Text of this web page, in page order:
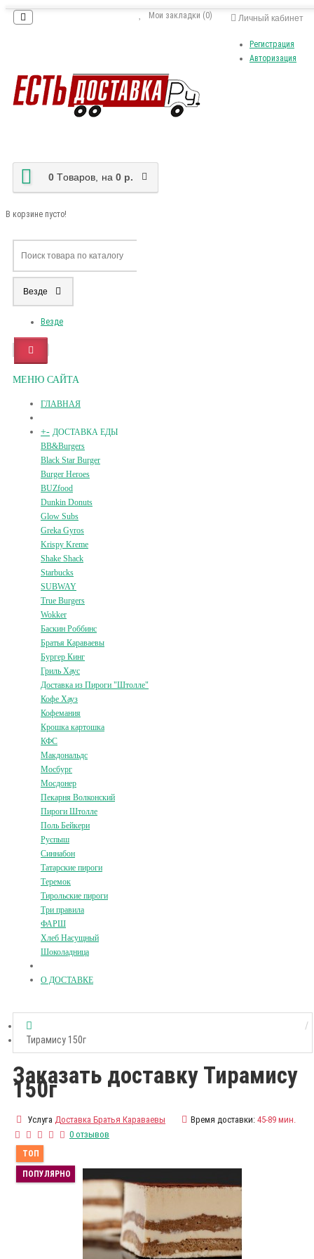
Личный кабинет
Регистрация
Авторизация
Мои закладки (0)
0 Tоваров, на 0 р.
В корзине пусто!
Везде
Везде
МЕНЮ САЙТА
ГЛАВНАЯ
+- ДОСТАВКА ЕДЫ
BB&Burgers
Black Star Burger
Burger Heroes
BUZfood
Dunkin Donuts
Glow Subs
Greka Gyros
Krispy Kreme
Shake Shack
Starbucks
SUBWAY
True Burgers
Wokker
Баскин Роббинс
Братья Караваевы
Бургер Кинг
Гриль Хаус
Доставка из Пироги "Штолле"
Кофе Хауз
Кофемания
Крошка картошка
КФС
Макдональдс
Мосбург
Мосдонер
Пекарня Волконский
Пироги Штолле
Поль Бейкери
Руспыш
Синнабон
Татарские пироги
Теремок
Тирольские пироги
Три правила
ФАРШ
Хлеб Насущный
Шоколадница
О ДОСТАВКЕ
Тирамису 150г
Заказать доставку Тирамису
150г
Услуга Доставка Братья Караваевы Время доставки: 45-89 мин.
0 отзывов
ТОП
ПОПУЛЯРНО